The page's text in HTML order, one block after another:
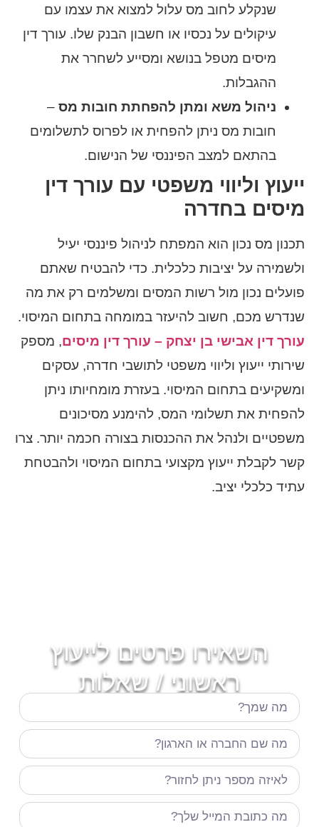
שנקלע לחוב מס עלול למצוא את עצמו עם
עיקולים על נכסיו או חשבון הבנק שלו. עורך דין
מיסים מטפל בנושא ומסייע לשחרר את
ההגבלות.
ניהול משא ומתן להפחתת חובות מס –
חובות מס ניתן להפחית או לפרוס לתשלומים
בהתאם למצב הפיננסי של הנישום.
ייעוץ וליווי משפטי עם עורך דין
מיסים בחדרה
תכנון מס נכון הוא המפתח לניהול פיננסי יעיל
ולשמירה על יציבות כלכלית. כדי להבטיח שאתם
פועלים נכון מול רשות המסים ומשלמים רק את מה
שנדרש מכם, חשוב להיעזר במומחה בתחום המיסוי.
עורך דין אבישי בן יצחק – עורך דין מיסים, מספק
שירותי ייעוץ וליווי משפטי לתושבי חדרה, עסקים
ומשקיעים בתחום המיסוי. בעזרת מומחיותו ניתן
להפחית את תשלומי המס, להימנע מסיכונים
משפטיים ולנהל את ההכנסות בצורה חכמה יותר. צרו
קשר לקבלת ייעוץ מקצועי בתחום המיסוי ולהבטחת
עתיד כלכלי יציב.
השאירו פרטים לייעוץ
ראשוני / שאלות